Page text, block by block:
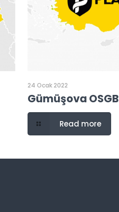
24 Ocak 2022
Gümüşova OSGB
Read more